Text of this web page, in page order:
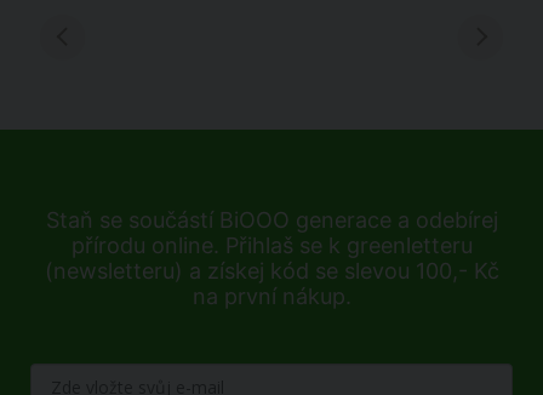
Staň se součástí BiOOO generace a odebírej
přírodu online. Přihlaš se k greenletteru
(newsletteru) a získej kód se slevou 100,- Kč
na první nákup.